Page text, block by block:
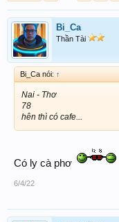
Bi_Ca
Thần Tài
Bi_Ca nói: ↑
Nai - Thơ
78
hên thì có cafe...
Có ly cà phơ
6/4/22